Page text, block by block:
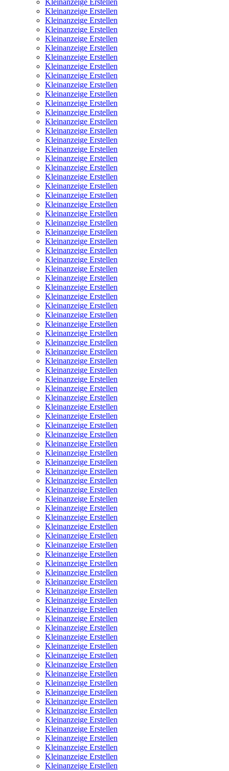
Kleinanzeige Erstellen
Kleinanzeige Erstellen
Kleinanzeige Erstellen
Kleinanzeige Erstellen
Kleinanzeige Erstellen
Kleinanzeige Erstellen
Kleinanzeige Erstellen
Kleinanzeige Erstellen
Kleinanzeige Erstellen
Kleinanzeige Erstellen
Kleinanzeige Erstellen
Kleinanzeige Erstellen
Kleinanzeige Erstellen
Kleinanzeige Erstellen
Kleinanzeige Erstellen
Kleinanzeige Erstellen
Kleinanzeige Erstellen
Kleinanzeige Erstellen
Kleinanzeige Erstellen
Kleinanzeige Erstellen
Kleinanzeige Erstellen
Kleinanzeige Erstellen
Kleinanzeige Erstellen
Kleinanzeige Erstellen
Kleinanzeige Erstellen
Kleinanzeige Erstellen
Kleinanzeige Erstellen
Kleinanzeige Erstellen
Kleinanzeige Erstellen
Kleinanzeige Erstellen
Kleinanzeige Erstellen
Kleinanzeige Erstellen
Kleinanzeige Erstellen
Kleinanzeige Erstellen
Kleinanzeige Erstellen
Kleinanzeige Erstellen
Kleinanzeige Erstellen
Kleinanzeige Erstellen
Kleinanzeige Erstellen
Kleinanzeige Erstellen
Kleinanzeige Erstellen
Kleinanzeige Erstellen
Kleinanzeige Erstellen
Kleinanzeige Erstellen
Kleinanzeige Erstellen
Kleinanzeige Erstellen
Kleinanzeige Erstellen
Kleinanzeige Erstellen
Kleinanzeige Erstellen
Kleinanzeige Erstellen
Kleinanzeige Erstellen
Kleinanzeige Erstellen
Kleinanzeige Erstellen
Kleinanzeige Erstellen
Kleinanzeige Erstellen
Kleinanzeige Erstellen
Kleinanzeige Erstellen
Kleinanzeige Erstellen
Kleinanzeige Erstellen
Kleinanzeige Erstellen
Kleinanzeige Erstellen
Kleinanzeige Erstellen
Kleinanzeige Erstellen
Kleinanzeige Erstellen
Kleinanzeige Erstellen
Kleinanzeige Erstellen
Kleinanzeige Erstellen
Kleinanzeige Erstellen
Kleinanzeige Erstellen
Kleinanzeige Erstellen
Kleinanzeige Erstellen
Kleinanzeige Erstellen
Kleinanzeige Erstellen
Kleinanzeige Erstellen
Kleinanzeige Erstellen
Kleinanzeige Erstellen
Kleinanzeige Erstellen
Kleinanzeige Erstellen
Kleinanzeige Erstellen
Kleinanzeige Erstellen
Kleinanzeige Erstellen
Kleinanzeige Erstellen
Kleinanzeige Erstellen